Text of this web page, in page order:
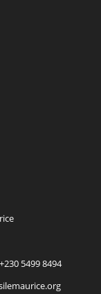
5499 8494